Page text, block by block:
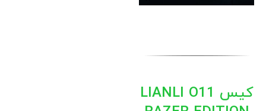
کیس LIANLI O11